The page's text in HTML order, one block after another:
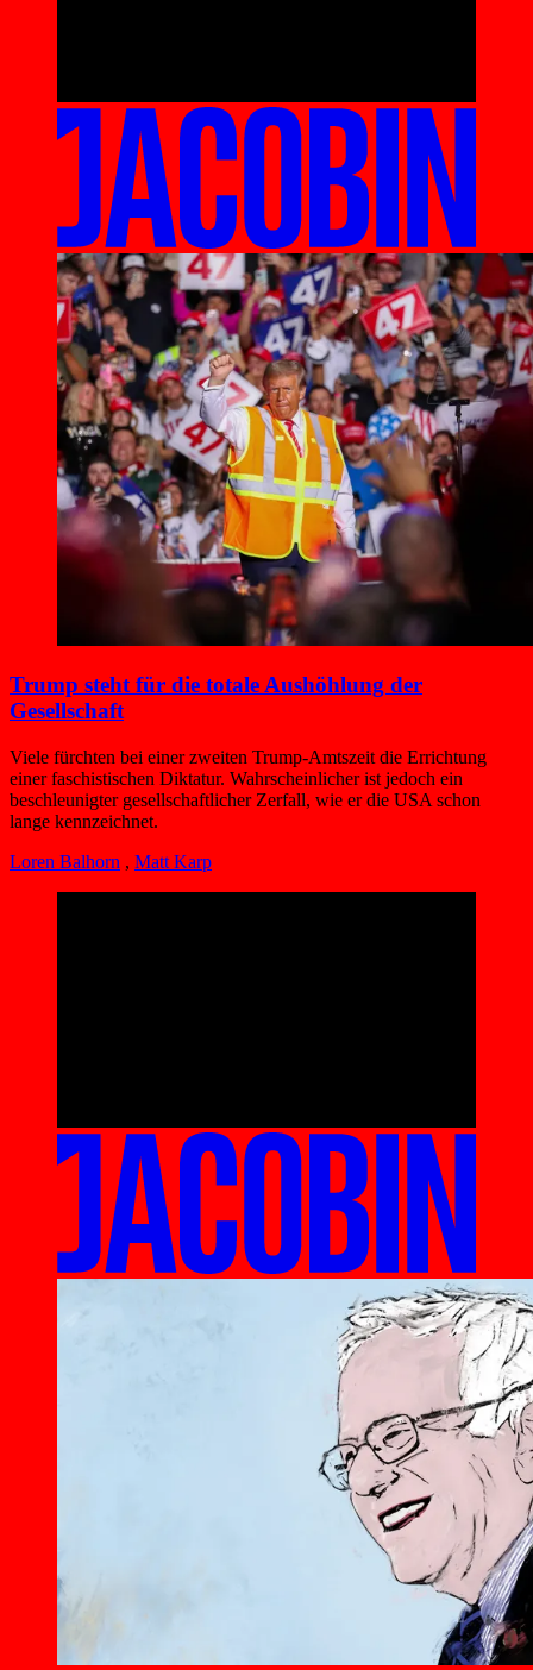
Trump steht für die totale Aushöhlung der
Gesellschaft
Viele fürchten bei einer zweiten Trump-Amtszeit die Errichtung
einer faschistischen Diktatur. Wahrscheinlicher ist jedoch ein
beschleunigter gesellschaftlicher Zerfall, wie er die USA schon
lange kennzeichnet.
Loren Balhorn , Matt Karp